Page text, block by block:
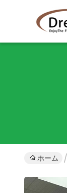
ホーム